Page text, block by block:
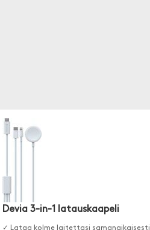
Devia 3-in-1 latauskaapeli
✓ Lataa kolme laitettasi samanaikaisesti